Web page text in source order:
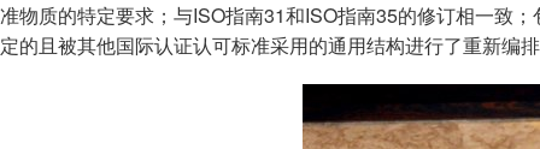
准物质的特定要求；与ISO指南31和ISO指南35的修订相一致
定的且被其他国际认证认可标准采用的通用结构进行了重新编